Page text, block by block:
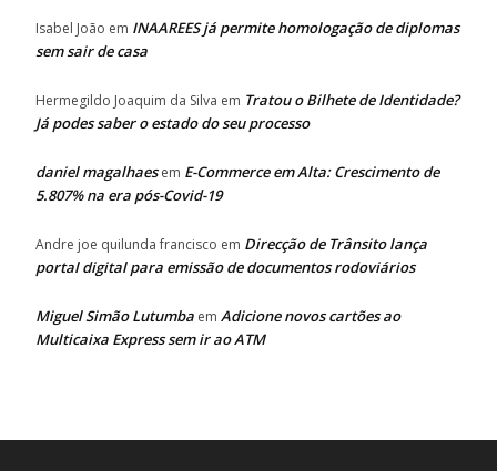
Isabel João em INAAREES já permite homologação de diplomas
sem sair de casa
Hermegildo Joaquim da Silva em Tratou o Bilhete de Identidade?
Já podes saber o estado do seu processo
daniel magalhaesem E-Commerce em Alta: Crescimento de
5.807% na era pós-Covid-19
Andre joe quilunda francisco em Direcção de Trânsito lança
portal digital para emissão de documentos rodoviários
Miguel Simão Lutumba em Adicione novos cartões ao
Multicaixa Express sem ir ao ATM